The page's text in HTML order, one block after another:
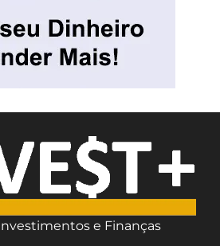
e Finanças